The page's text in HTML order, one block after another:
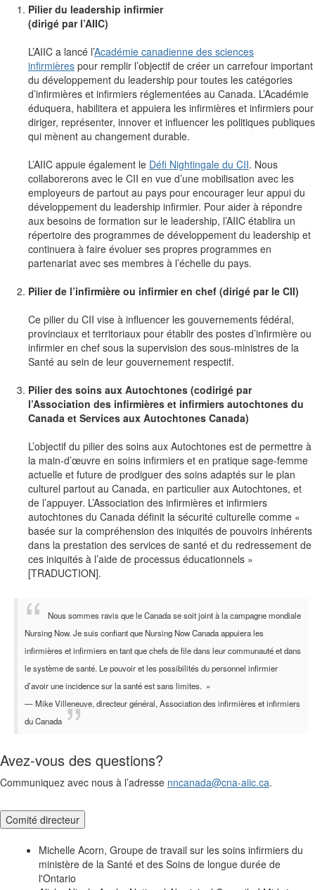
Pilier du leadership infirmier
(dirigé par l’AIIC)
L’AIIC a lancé l’Académie canadienne des sciences
infirmières pour remplir l’objectif de créer un carrefour important
du développement du leadership pour toutes les catégories
d’infirmières et infirmiers réglementées au Canada. L’Académie
éduquera, habilitera et appuiera les infirmières et infirmiers pour
diriger, représenter, innover et influencer les politiques publiques
qui mènent au changement durable.
L’AIIC appuie également le Défi Nightingale du CII. Nous
collaborerons avec le CII en vue d’une mobilisation avec les
employeurs de partout au pays pour encourager leur appui du
développement du leadership infirmier. Pour aider à répondre
aux besoins de formation sur le leadership, l’AIIC établira un
répertoire des programmes de développement du leadership et
continuera à faire évoluer ses propres programmes en
partenariat avec ses membres à l’échelle du pays.
Pilier de l’infirmière ou infirmier en chef (dirigé par le CII)
Ce pilier du CII vise à influencer les gouvernements fédéral,
provinciaux et territoriaux pour établir des postes d’infirmière ou
infirmier en chef sous la supervision des sous-ministres de la
Santé au sein de leur gouvernement respectif.
Pilier des soins aux Autochtones (codirigé par
l’Association des infirmières et infirmiers autochtones du
Canada et Services aux Autochtones Canada)
L’objectif du pilier des soins aux Autochtones est de permettre à
la main-d’œuvre en soins infirmiers et en pratique sage-femme
actuelle et future de prodiguer des soins adaptés sur le plan
culturel partout au Canada, en particulier aux Autochtones, et
de l’appuyer. L’Association des infirmières et infirmiers
autochtones du Canada définit la sécurité culturelle comme «
basée sur la compréhension des iniquités de pouvoirs inhérents
dans la prestation des services de santé et du redressement de
ces iniquités à l’aide de processus éducationnels »
[TRADUCTION].
Nous sommes ravis que le Canada se soit joint à la campagne mondiale
Nursing Now. Je suis confiant que Nursing Now Canada appuiera les
infirmières et infirmiers en tant que chefs de file dans leur communauté et dans
le système de santé. Le pouvoir et les possibilités du personnel infirmier
d’avoir une incidence sur la santé est sans limites. »
— Mike Villeneuve, directeur général, Association des infirmières et infirmiers
du Canada
Avez-vous des questions?
Communiquez avec nous à l’adresse nncanada@cna-aiic.ca.
Comité directeur
Michelle Acorn, Groupe de travail sur les soins infirmiers du
ministère de la Santé et des Soins de longue durée de
l'Ontario